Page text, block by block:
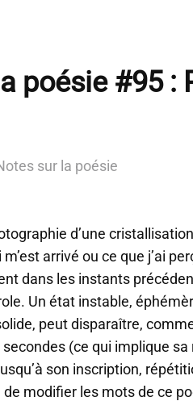
poésie #95 :
sur la poésie
d’une
arrivé ou ce que j’ai
dans les instants
Un état instable,
peut disparaître,
secondes (ce qui implique
son inscription,
de modifier les mots de ce